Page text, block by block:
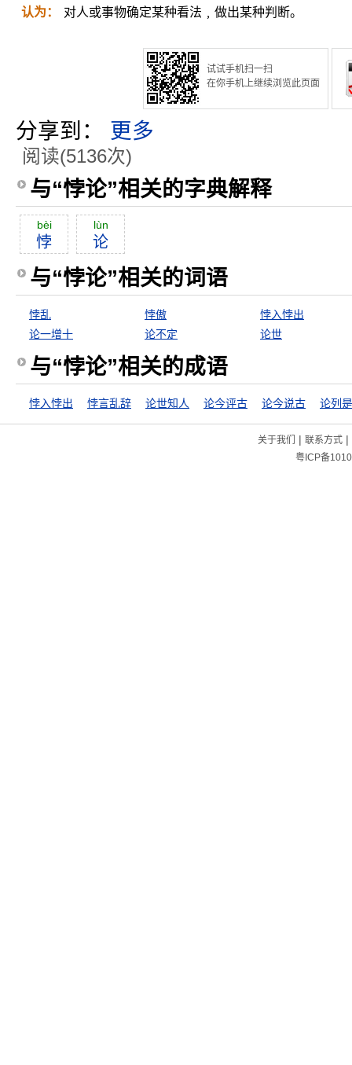
认为： 对人或事物确定某种看法﹐做出某种判断。
试试手机扫一扫
在你手机上继续浏览此页面
分享到： 更多
阅读(5136次)
与“悖论”相关的字典解释
bèi
悖
lùn
论
与“悖论”相关的词语
悖乱 悖傲
悖入悖出
论一增十
论不定 论世
与“悖论”相关的成语
悖入悖出 悖言乱辞 论世知人 论今评古 论今说古 论列
关于我们 | 联系方式|
粤ICP备